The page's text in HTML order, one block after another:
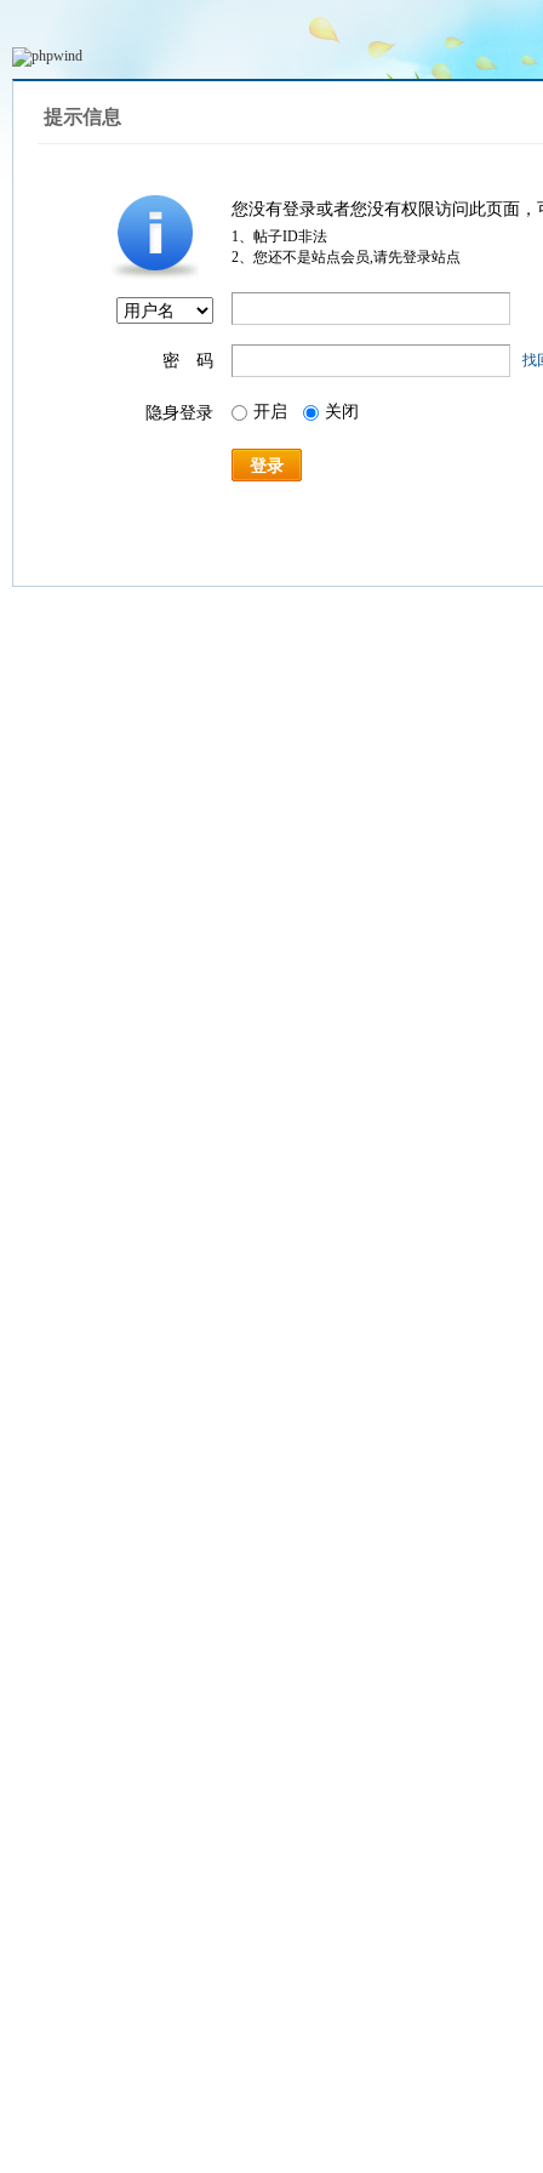
提示信息
您没有登录或者您没有权限访问此页面
1、帖子ID非法
2、您还不是站点会员,请先登录站点
密 码 找
隐身登录 开启 关闭
登录